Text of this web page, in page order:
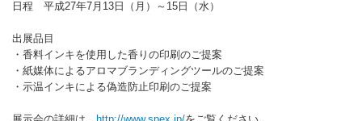
日程 平成27年7月13日（月）～15日（水）
出展品目
・香料インキを使用した香りの印刷のご提案
・紙媒体によるアロマブランディングツールのご提案
・示温インキによる偽造防止印刷のご提案